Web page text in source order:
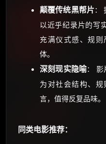
颠覆传统黑帮片：
以近乎纪录片的写
充满仪式感、规
体。
深刻现实隐喻： 影
为对社会结构、
言，值得反复品味。
同类电影推荐：